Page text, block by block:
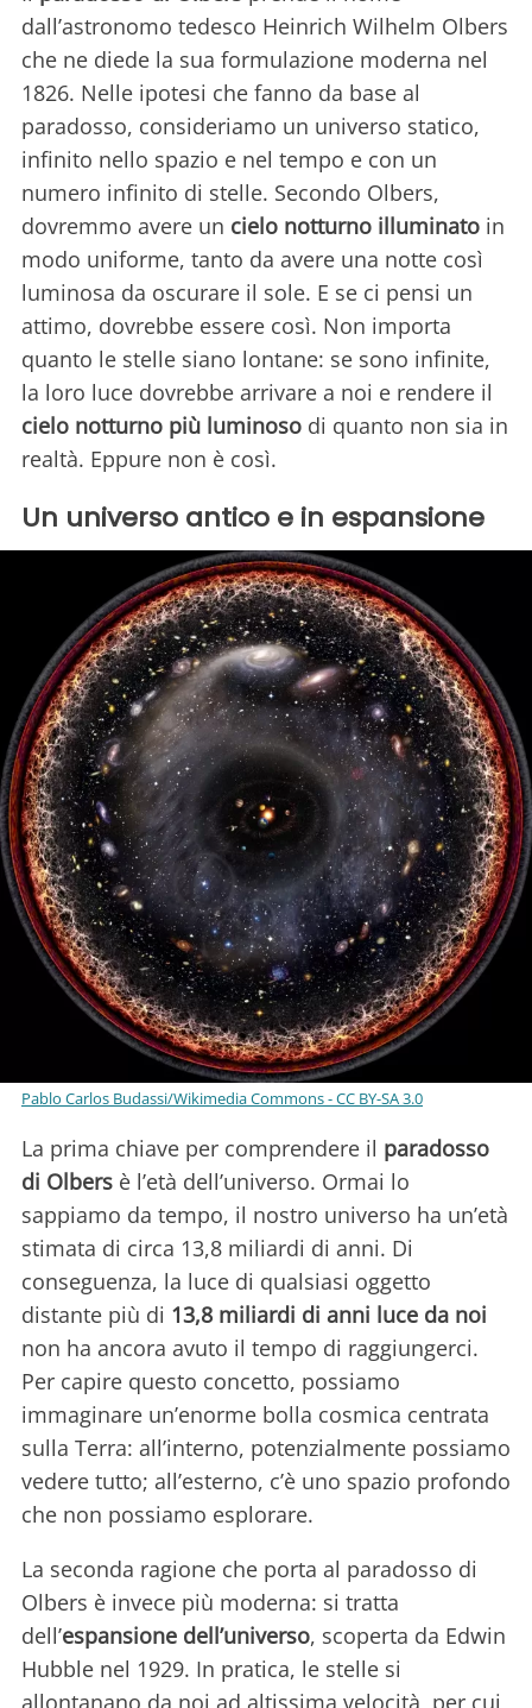
dall’astronomo tedesco Heinrich Wilhelm Olbers
che ne diede la sua formulazione moderna nel
1826. Nelle ipotesi che fanno da base al
paradosso, consideriamo un universo statico,
infinito nello spazio e nel tempo e con un
numero infinito di stelle. Secondo Olbers,
dovremmo avere un cielo notturno illuminato in
modo uniforme, tanto da avere una notte così
luminosa da oscurare il sole. E se ci pensi un
attimo, dovrebbe essere così. Non importa
quanto le stelle siano lontane: se sono infinite,
la loro luce dovrebbe arrivare a noi e rendere il
cielo notturno più luminoso di quanto non sia in
realtà. Eppure non è così.
Un universo antico e in espansione
Pablo Carlos Budassi/Wikimedia Commons - CC BY-SA 3.0
La prima chiave per comprendere il paradosso
di Olbers è l’età dell’universo. Ormai lo
sappiamo da tempo, il nostro universo ha un’età
stimata di circa 13,8 miliardi di anni. Di
conseguenza, la luce di qualsiasi oggetto
distante più di 13,8 miliardi di anni luce da noi
non ha ancora avuto il tempo di raggiungerci.
Per capire questo concetto, possiamo
immaginare un’enorme bolla cosmica centrata
sulla Terra: all’interno, potenzialmente possiamo
vedere tutto; all’esterno, c’è uno spazio profondo
che non possiamo esplorare.
La seconda ragione che porta al paradosso di
Olbers è invece più moderna: si tratta
dell’espansione dell’universo, scoperta da Edwin
Hubble nel 1929. In pratica, le stelle si